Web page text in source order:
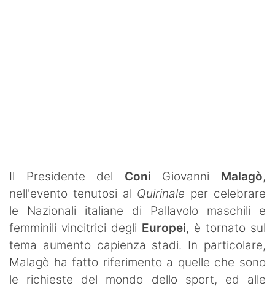
Il Presidente del Coni Giovanni Malagò,
nell'evento tenutosi al Quirinale per celebrare
le Nazionali italiane di Pallavolo maschili e
femminili vincitrici degli Europei, è tornato sul
tema aumento capienza stadi. In particolare,
Malagò ha fatto riferimento a quelle che sono
le richieste del mondo dello sport, ed alle